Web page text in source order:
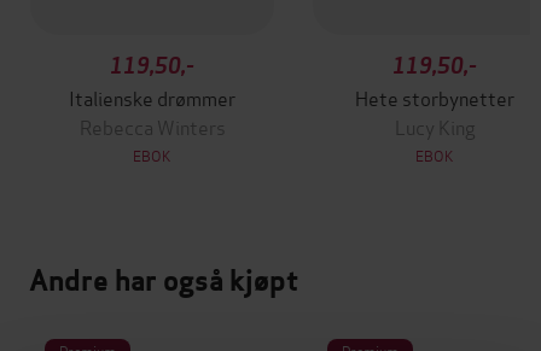
119,50,-
Italienske drømmer
Rebecca Winters
EBOK
119,50,-
Hete storbynetter
Lucy King
EBOK
Andre har også kjøpt